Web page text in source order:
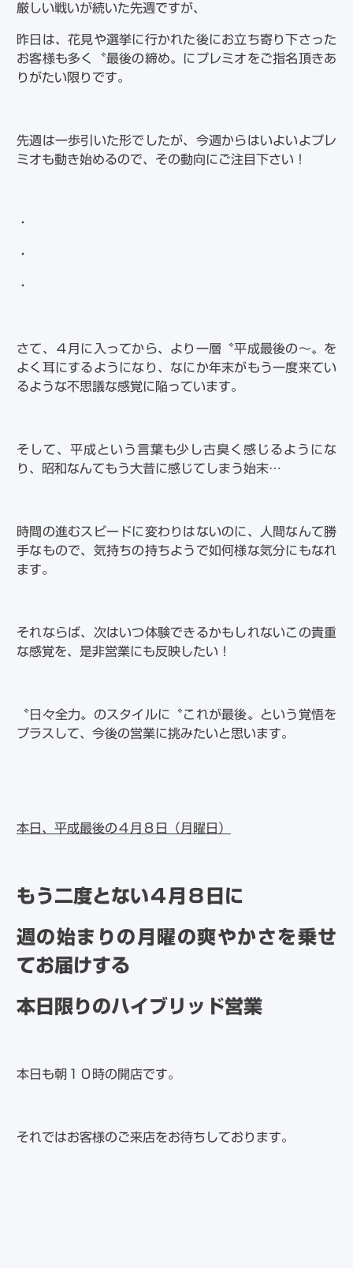
厳しい戦いが続いた先週ですが、
昨日は、花見や選挙に行かれた後にお立ち寄り下さった
お客様も多く〝最後の締め〟にプレミオをご指名頂きあ
りがたい限りです。
先週は一歩引いた形でしたが、今週からはいよいよプレ
ミオも動き始めるので、その動向にご注目下さい！
・
・
・
さて、４月に入ってから、より一層〝平成最後の～〟を
よく耳にするようになり、なにか年末がもう一度来てい
るような不思議な感覚に陥っています。
そして、平成という言葉も少し古臭く感じるようにな
り、昭和なんてもう大昔に感じてしまう始末…
時間の進むスピードに変わりはないのに、人間なんて勝
手なもので、気持ちの持ちようで如何様な気分にもなれ
ます。
それならば、次はいつ体験できるかもしれないこの貴重
な感覚を、是非営業にも反映したい！
〝日々全力〟のスタイルに〝これが最後〟という覚悟を
プラスして、今後の営業に挑みたいと思います。
本日、平成最後の４月８日（月曜日）
もう二度とない４月８日に
週の始まりの月曜の爽やかさを乗せ
てお届けする
本日限りのハイブリッド営業
本日も朝１０時の開店です。
それではお客様のご来店をお待ちしております。